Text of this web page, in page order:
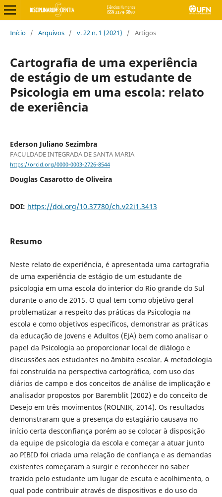
Início / Arquivos / v. 22 n. 1 (2021) / Artigos
Cartografia de uma experiência
de estágio de um estudante de
Psicologia em uma escola: relato
de exeriência
Ederson Juliano Sezimbra
FACULDADE INTEGRADA DE SANTA MARIA
https://orcid.org/0000-0003-2726-8544
Douglas Casarotto de Oliveira
DOI: https://doi.org/10.37780/ch.v22i1.3413
Resumo
Neste relato de experiência, é apresentada uma cartografia
de uma experiência de estágio de um estudante de
psicologia em uma escola do interior do Rio grande do Sul
durante o ano de 2015. O qual tem como objetivo geral
problematizar a respeito das práticas da Psicologia na
escola e como objetivos específicos, demonstrar as práticas
da educação de Jovens e Adultos (EJA) bem como analisar o
papel da Psicologia ao proporcionar local de diálogo e
discussões aos estudantes no âmbito escolar. A metodologia
foi construída na perspectiva cartográfica, com uso dos
diários de campo e dos conceitos de análise de implicação e
analisador propostos por Baremblit (2002) e do conceito de
Desejo em três movimentos (ROLNIK, 2014). Os resultados
demonstraram que a presença do estagiário causava no
início certa desconfiança porém ao se colocar à disposição
da equipe de psicologia da escola e começar a atuar junto
ao PIBID foi criada uma relação de confiança e as demandas
existentes começaram a surgir e reconhecer no saber
trazido pelo estudante um lugar de escuta e acolhimento, o
qual pode contribuir através de dispositivos e do uso do